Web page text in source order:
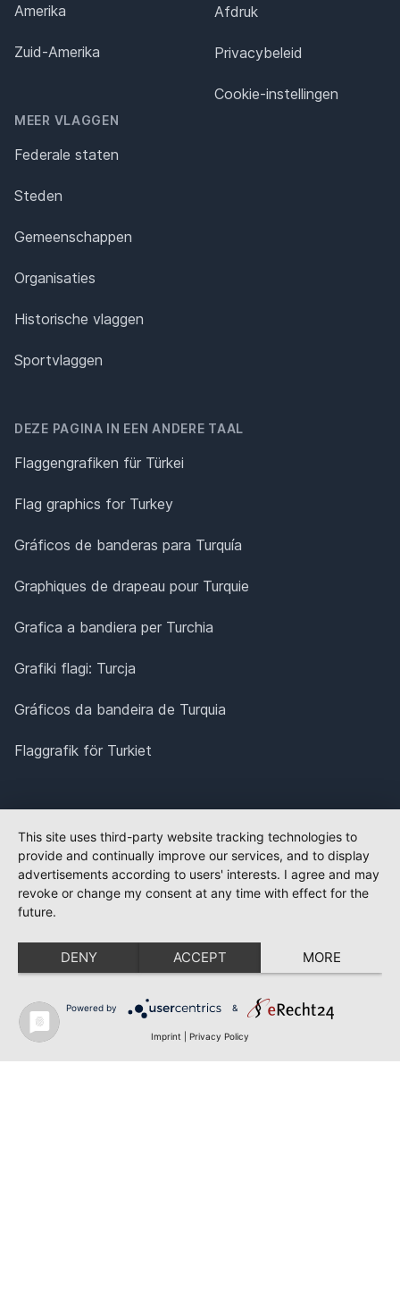
Amerika
Zuid-Amerika
MEER VLAGGEN
Federale staten
Steden
Gemeenschappen
Organisaties
Historische vlaggen
Sportvlaggen
Afdruk
Privacybeleid
Cookie-instellingen
DEZE PAGINA IN EEN ANDERE TAAL
Flaggengrafiken für Türkei
Flag graphics for Turkey
Gráficos de banderas para Turquía
Graphiques de drapeau pour Turquie
Grafica a bandiera per Turchia
Grafiki flagi: Turcja
Gráficos da bandeira de Turquia
Flaggrafik för Turkiet
This site uses third-party website tracking technologies to
provide and continually improve our services, and to display
advertisements according to users' interests. I agree and may
revoke or change my consent at any time with effect for the
future.
DENY ACCEPT MORE
Powered by &
Imprint Privacy Policy